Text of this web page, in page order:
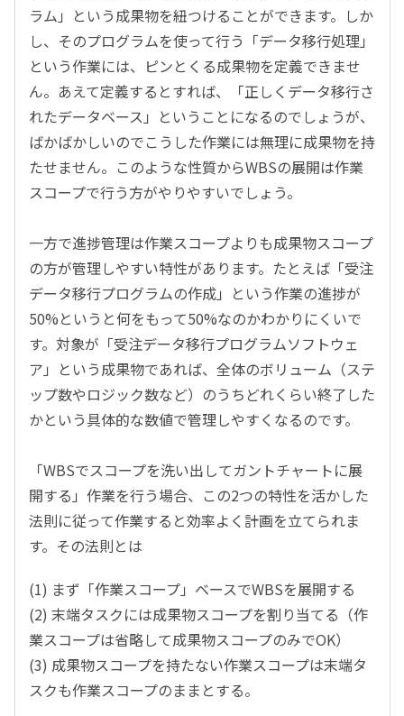
ラム」という成果物を紐つけることができます。しか
し、そのプログラムを使って行う「データ移行処理」
という作業には、ピンとくる成果物を定義できませ
ん。あえて定義するとすれば、「正しくデータ移行さ
れたデータベース」ということになるのでしょうが、
ばかばかしいのでこうした作業には無理に成果物を持
たせません。このような性質からWBSの展開は作業
スコープで行う方がやりやすいでしょう。
一方で進捗管理は作業スコープよりも成果物スコープ
の方が管理しやすい特性があります。たとえば「受注
データ移行プログラムの作成」という作業の進捗が
50%というと何をもって50%なのかわかりにくいで
す。対象が「受注データ移行プログラムソフトウェ
ア」という成果物であれば、全体のボリューム（ステ
ップ数やロジック数など）のうちどれくらい終了した
かという具体的な数値で管理しやすくなるのです。
「WBSでスコープを洗い出してガントチャートに展
開する」作業を行う場合、この2つの特性を活かした
法則に従って作業すると効率よく計画を立てられま
す。その法則とは
(1) まず「作業スコープ」ベースでWBSを展開する
(2) 末端タスクには成果物スコープを割り当てる（作
業スコープは省略して成果物スコープのみでOK）
(3) 成果物スコープを持たない作業スコープは末端タ
スクも作業スコープのままとする。